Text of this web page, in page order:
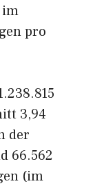
im
pro
3,94
der
66.562
(im